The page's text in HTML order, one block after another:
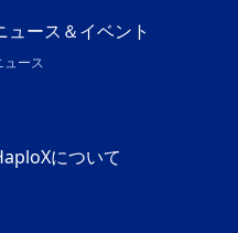
ュース＆イベント
ュース
について